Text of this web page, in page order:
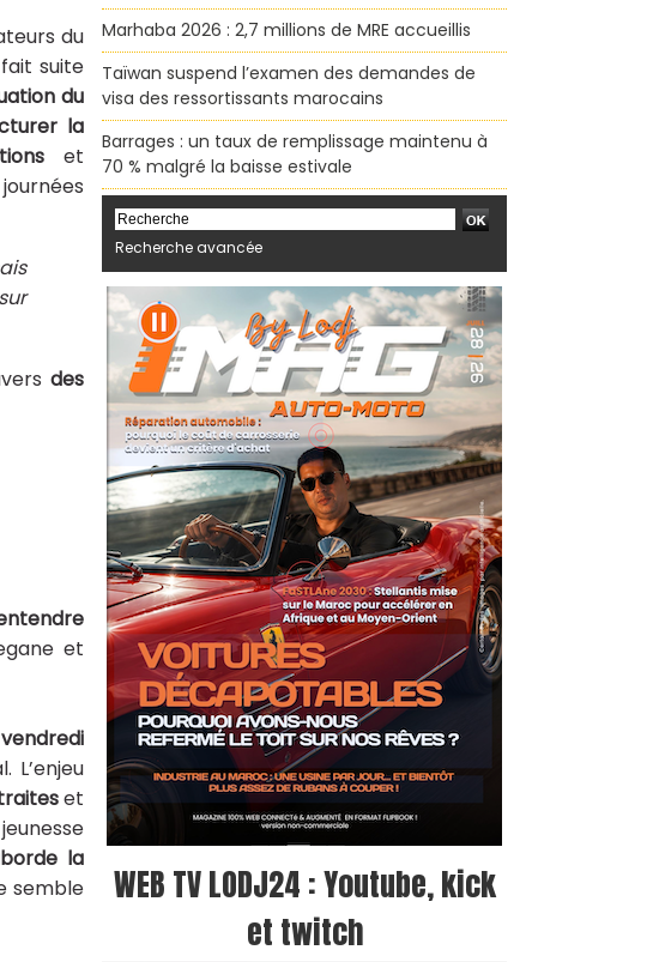
du
suite
du
la
et
des
et
L’enjeu
et
la
semble
Marhaba 2026 : 2,7 millions de MRE accueillis
Taïwan suspend l’examen des demandes de
visa des ressortissants marocains
Barrages : un taux de remplissage maintenu à
70 % malgré la baisse estivale
Recherche avancée
WEB TV LODJ24 : Youtube, kick
et twitch